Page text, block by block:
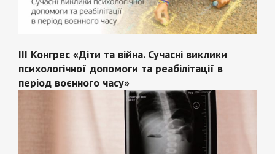
III Конгрес «Діти та війна. Сучасні виклики
психологічної допомоги та реабілітації в
період воєнного часу»